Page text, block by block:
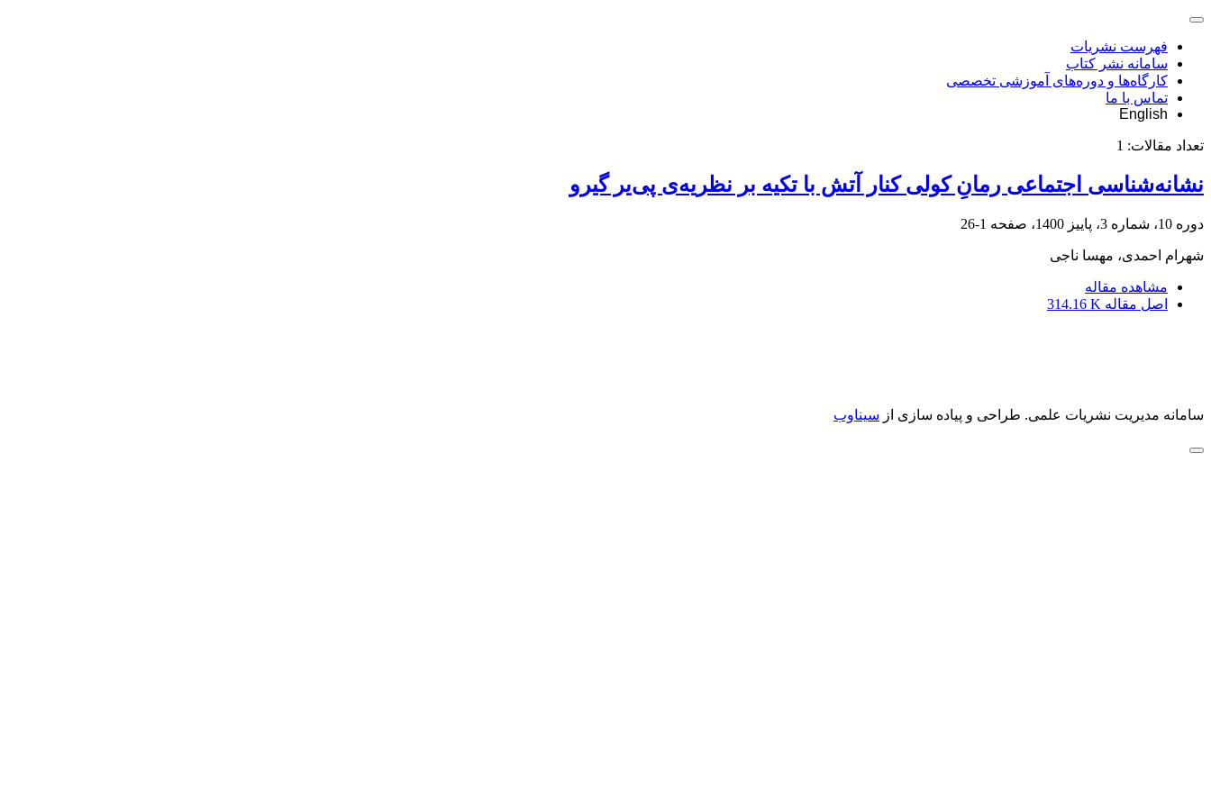
فهرست نشریات
سامانه نشر کتاب
کارگاه‌ها و دوره‌های آموزشی تخصصی
تماس با ما
English
تعداد مقالات: 1
نشانه‌شناسی اجتماعی رمانِ کولی کنار آتش با تکیه بر نظریه‌ی پی‌یر گیرو
دوره 10، شماره 3، پاییز 1400، صفحه 1-26
شهرام احمدی، مهسا ناجی
مشاهده مقاله
اصل مقاله 314.16 K
سامانه مدیریت نشریات علمی. طراحی و پیاده سازی از سیناوب